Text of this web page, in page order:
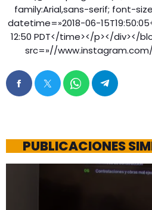
family:Arial,sans-serif; font-
datetime=»2018-06-
12:50 PDT</time></p></div></
src=»//
PUBLICACIONES